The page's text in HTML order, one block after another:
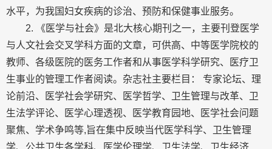
水平，为我国妇女疾病的诊治、预防和保健事业服务。
2. 《医学与社会》是北大核心期刊之一，主要刊登医学
与人文社会交叉学科方面的文章，可供高、中等医学院校的
教师、各级医院的医务工作者和从事医学科学研究、医疗卫
生事业的管理工作者阅读。杂志社主要栏目： 专家论坛、理
论前沿、医学社会学研究、医学哲学、卫生管理与改革、卫
生法学评论、医学心理透视、医学教育园地、医学社会问题
聚焦、学术争鸣等,旨在集中反映当代医学科学、卫生管理
学、公共卫生各学科、医学伦理学、卫生法学、卫生经济